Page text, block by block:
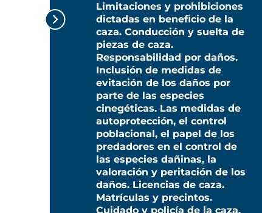
Limitaciones y prohibiciones
dictadas en beneficio de la
caza. Conducción y suelta de
piezas de caza.
Responsabilidad por daños.
Inclusión de medidas de
evitación de los daños por
parte de las especies
cinegéticas. Las medidas de
autoprotección, el control
poblacional, el papel de los
predadores en el control de
las especies dañinas, la
valoración y peritación de los
daños. Licencias de caza.
Matrículas y precintos.
Cuidado y policía de la caza.